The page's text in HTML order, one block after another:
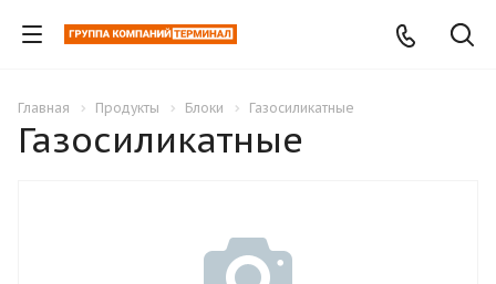
Главная Продукты Блоки Газосиликатные
Газосиликатные